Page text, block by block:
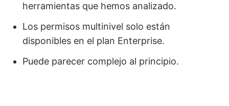
herramientas que hemos analizado.
Los permisos multinivel solo están
disponibles en el plan Enterprise.
Puede parecer complejo al principio.